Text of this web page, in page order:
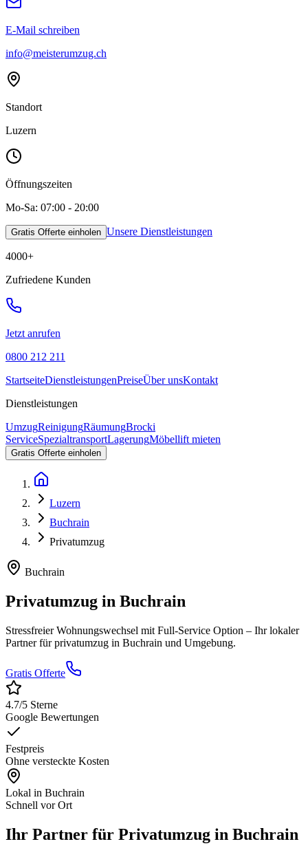
E-Mail schreiben
info@meisterumzug.ch
Standort
Luzern
Öffnungszeiten
Mo-Sa: 07:00 - 20:00
Gratis Offerte einholen Unsere Dienstleistungen
4000+
Zufriedene Kunden
Jetzt anrufen
0800 212 211
StartseiteDienstleistungenPreiseÜber unsKontakt
Dienstleistungen
UmzugReinigungRäumungBrocki
ServiceSpezialtransportLagerungMöbellift mieten
Gratis Offerte einholen
Luzern
Buchrain
Privatumzug
Buchrain
Privatumzug in Buchrain
Stressfreier Wohnungswechsel mit Full-Service Option – Ihr lokaler
Partner fürprivatumzug in Buchrain und Umgebung.
Gratis Offerte
4.7/5 Sterne
Google Bewertungen
Festpreis
Ohne versteckte Kosten
Lokal in Buchrain
Schnell vor Ort
Ihr Partner für Privatumzug in Buchrain